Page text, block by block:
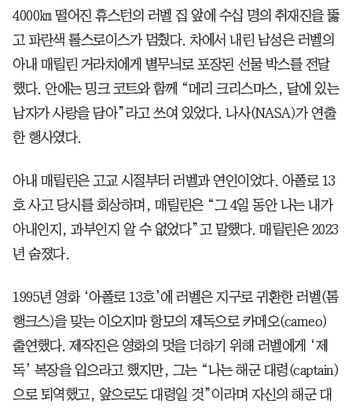
4000㎞ 떨어진 휴스턴의 러벨 집 앞에 수십 명의 취재진을 뚫
고 파란색 롤스로이스가 멈췄다. 차에서 내린 남성은 러벨의
아내 매릴린 거라치에게 별무늬로 포장된 선물 박스를 전달
했다. 안에는 밍크 코트와 함께 “메리 크리스마스, 달에 있는
남자가 사랑을 담아”라고 쓰여 있었다. 나사(NASA)가 연출
한 행사였다.
아내 매릴린은 고교 시절부터 러벨과 연인이었다. 아폴로 13
호 사고 당시를 회상하며, 매릴린은 “그 4일 동안 나는 내가
아내인지, 과부인지 알 수 없었다”고 말했다. 매릴린은 2023
년 숨졌다.
1995년 영화 ‘아폴로 13호’에 러벨은 지구로 귀환한 러벨(톰
행크스)을 맞는 이오지마 항모의 제독으로 카메오(cameo)
출연했다. 제작진은 영화의 멋을 더하기 위해 러벨에게 ‘제
독’ 복장을 입으라고 했지만, 그는 “나는 해군 대령(captain)
으로 퇴역했고, 앞으로도 대령일 것”이라며 자신의 해군 대